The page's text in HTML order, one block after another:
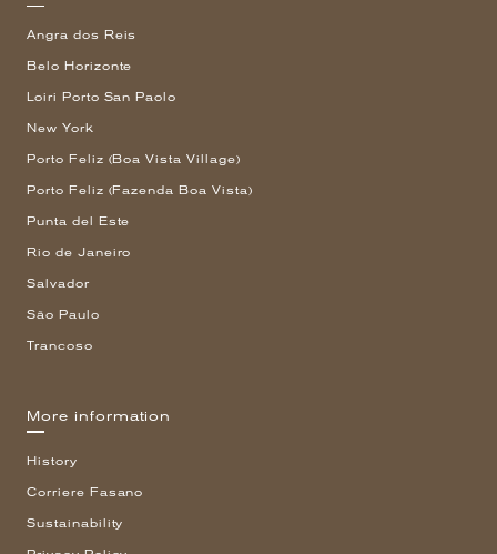
Angra dos Reis
Belo Horizonte
Loiri Porto San Paolo
New York
Porto Feliz (Boa Vista Village)
Porto Feliz (Fazenda Boa Vista)
Punta del Este
Rio de Janeiro
Salvador
São Paulo
Trancoso
More information
History
Corriere Fasano
Sustainability